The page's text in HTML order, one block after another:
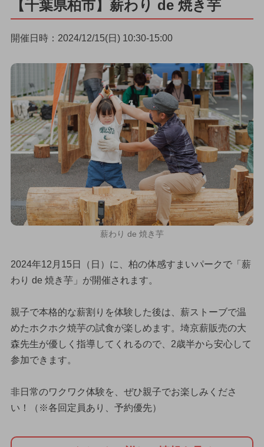
【千葉県柏市】薪わり de 焼き芋
開催日時：2024/12/15(日) 10:30-15:00
薪わり de 焼き芋
2024年12月15日（日）に、柏の体感すまいパークで「薪
わり de 焼き芋」が開催されます。
親子で本格的な薪割りを体験した後は、薪ストーブで温
めたホクホク焼芋の試食が楽しめます。埼京薪販売の大
森先生が優しく指導してくれるので、2歳半から安心して
参加できます。
非日常のワクワク体験を、ぜひ親子でお楽しみくださ
い！（※各回定員あり、予約優先）